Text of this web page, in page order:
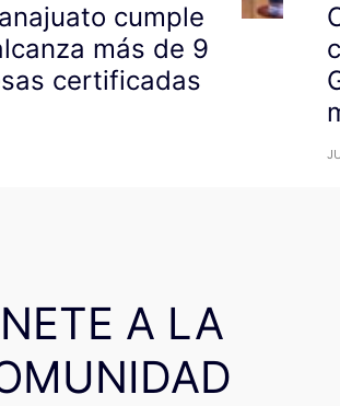
cumple
más de 9
certificadas
A LA